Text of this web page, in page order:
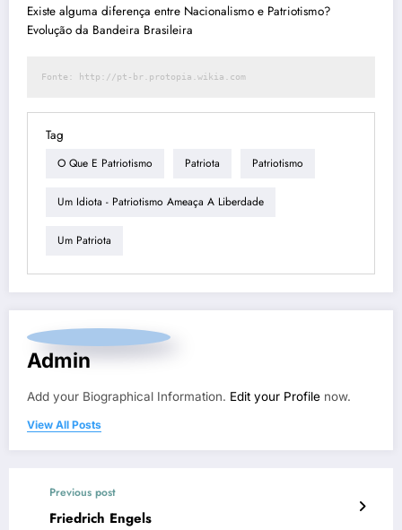
Existe alguma diferença entre Nacionalismo e Patriotismo?
Evolução da Bandeira Brasileira
Fonte: http://pt-br.protopia.wikia.com
Tag
O Que E Patriotismo Patriota Patriotismo
Um Idiota - Patriotismo Ameaça A Liberdade
Um Patriota
Admin
Add your Biographical Information. Edit your Profile now.
View All Posts
Previous post
Friedrich Engels